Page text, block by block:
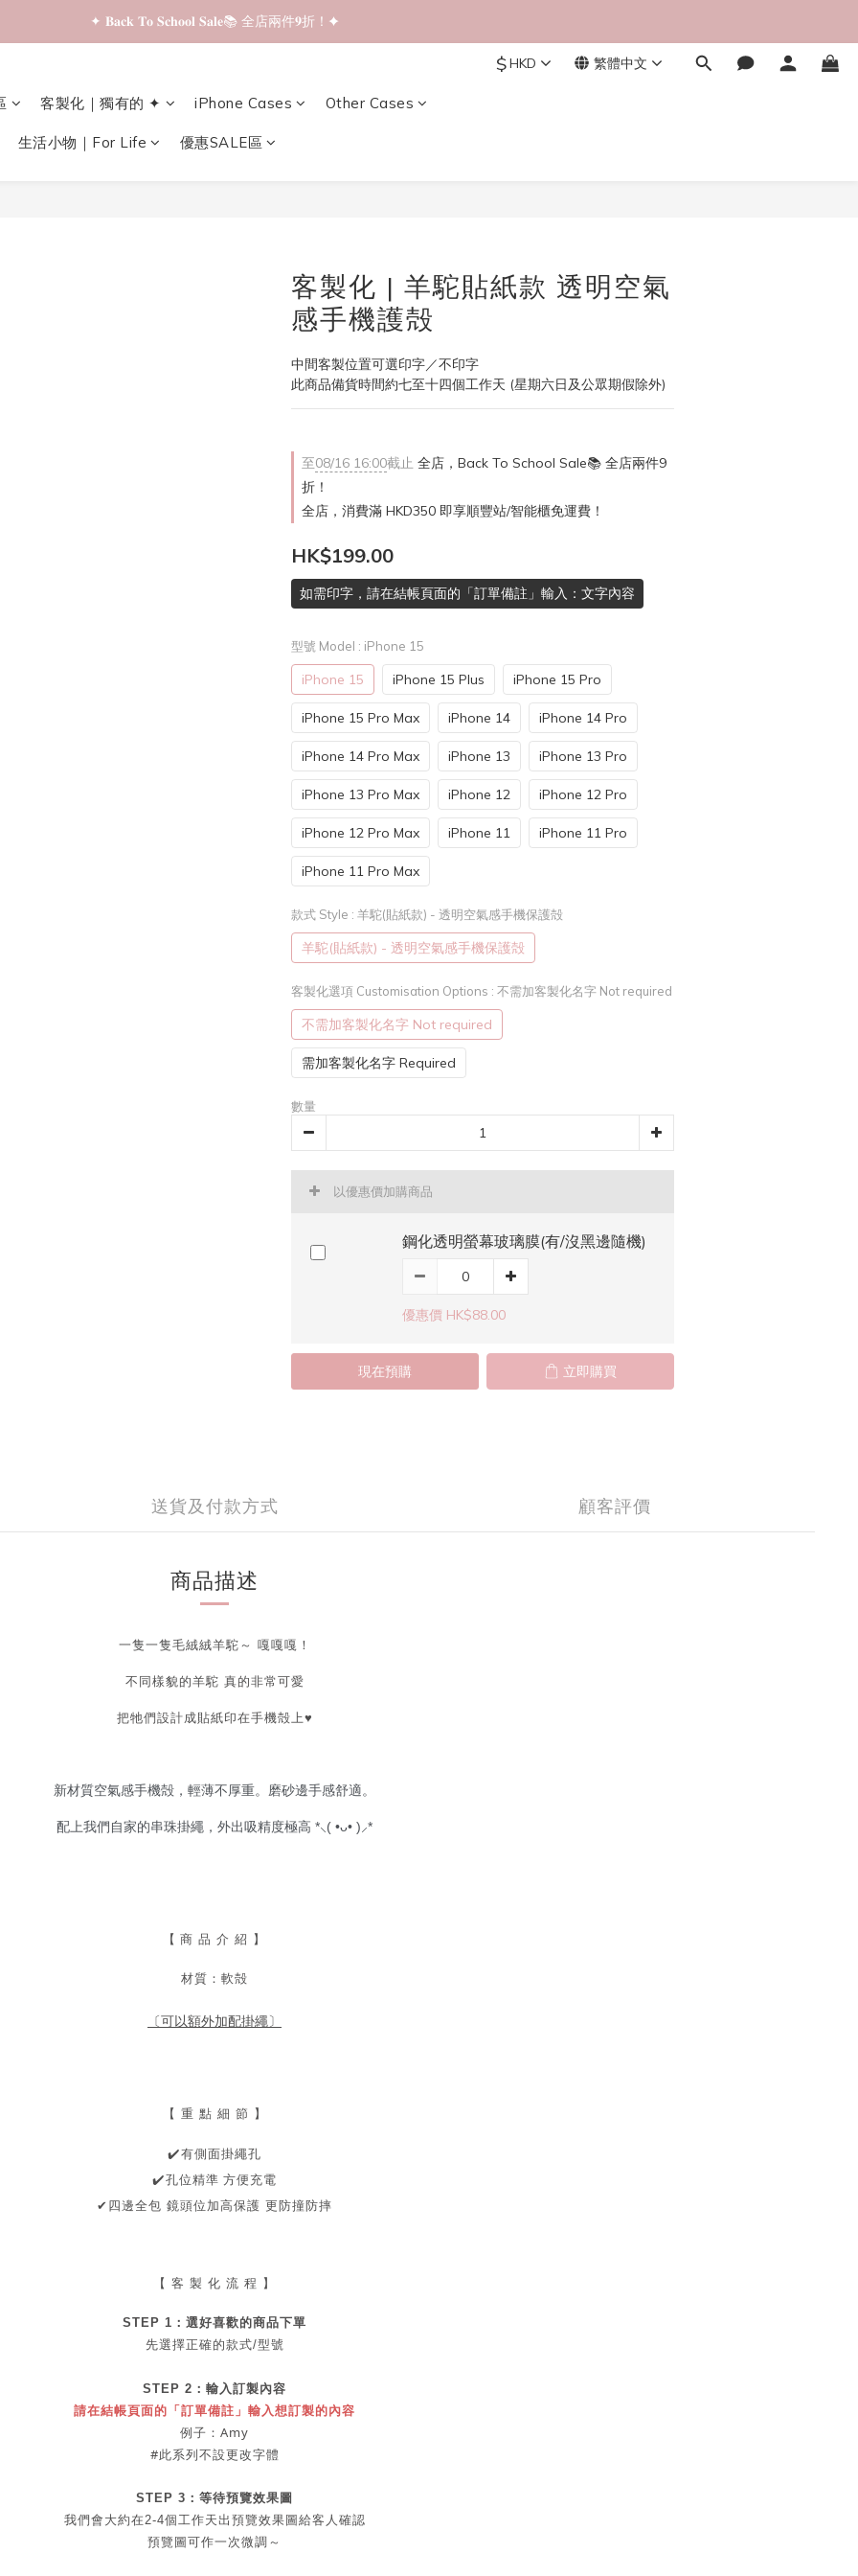
✦ 𝐁𝐚𝐜𝐤 𝐓𝐨 𝐒𝐜𝐡𝐨𝐨𝐥 𝐒𝐚𝐥𝐞📚 全店兩件𝟗折！✦
✦ 𝐁𝐚𝐜𝐤 𝐓𝐨 𝐒𝐜𝐡𝐨𝐨𝐥 𝐒𝐚𝐥𝐞📚 全店兩件𝟗折！✦
✦ 𝐁𝐚𝐜𝐤 𝐓𝐨 𝐒𝐜𝐡𝐨𝐨𝐥 𝐒𝐚𝐥𝐞📚 全店兩件𝟗折！✦
$HKD 繁體中文
客製化｜獨有的 ✦ iPhone Cases Other Cases
生活小物｜For Life 優惠SALE區
客製化 | 羊駝貼紙款 透明空氣
感手機護殻
中間客製位置可選印字／不印字
此商品備貨時間約七至十四個工作天 (星期六日及公眾期假除外)
至08/16 16:00截止 全店，Back To School Sale📚 全店兩件9
折！
全店，消費滿 HKD350 即享順豐站/智能櫃免運費！
HK$199.00
如需印字，請在結帳頁面的「訂單備註」輸入：文字內容
型號 Model : iPhone 15
iPhone 15 iPhone 15 Plus iPhone 15 Pro
iPhone 15 Pro Max iPhone 14 iPhone 14 Pro
iPhone 14 Pro Max iPhone 13 iPhone 13 Pro
iPhone 13 Pro Max iPhone 12 iPhone 12 Pro
iPhone 12 Pro Max iPhone 11 iPhone 11 Pro
iPhone 11 Pro Max
款式 Style : 羊駝(貼紙款) - 透明空氣感手機保護殻
羊駝(貼紙款) - 透明空氣感手機保護殻
客製化選項 Customisation Options : 不需加客製化名字 Not required
不需加客製化名字 Not required
需加客製化名字 Required
數量
以優惠價加購商品
鋼化透明螢幕玻璃膜(有/沒黑邊隨機)
優惠價 HK$88.00
現在預購 立即購買
送貨及付款方式 顧客評價
商品描述
一隻一隻毛絨絨羊駝～ 嘎嘎嘎！
不同樣貌的羊駝 真的非常可愛
把牠們設計成貼紙印在手機殻上♥
新材質空氣感手機殻，輕薄不厚重。 磨砂邊手感舒適。
配上我們自家的串珠掛繩，外出吸精度極高 *⸜( •ᴗ• )⸝*
【 商 品 介 紹 】
材質：軟殻
〔可以額外加配掛繩〕
【 重 點 細 節 】
✔️有側面掛繩孔
✔孔位精準 方便充電
✔ 四邊全包 鏡頭位加高保護 更防撞防摔
【 客 製 化 流 程 】
STEP 1： 選好喜歡的商品下單
先選擇正確的款式/型號
STEP 2： 輸入訂製內容
請在結帳頁面的「訂單備註」輸入想訂製的內容
例子：Amy
#此系列不設更改字體
STEP 3：等待預覽效果圖
我們會大約在2-4個工作天出 預覽效果圖給客人確認
預覽圖可作一次微調～